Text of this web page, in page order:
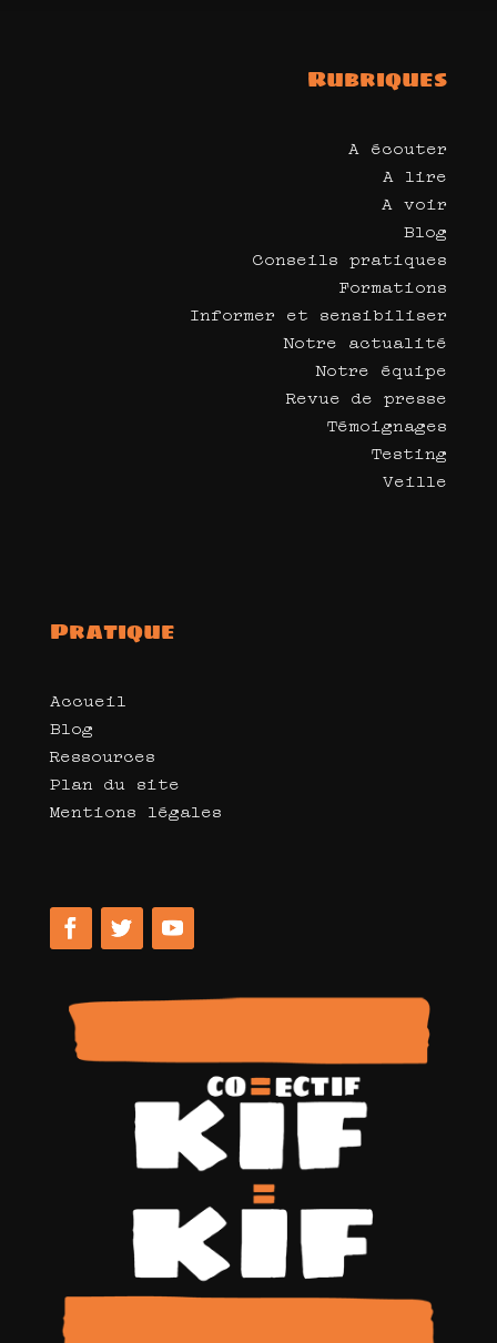
Rubriques
A écouter
A lire
A voir
Blog
Conseils pratiques
Formations
Informer et sensibiliser
Notre actualité
Notre équipe
Revue de presse
Témoignages
Testing
Veille
Pratique
Accueil
Blog
Ressources
Plan du site
Mentions légales